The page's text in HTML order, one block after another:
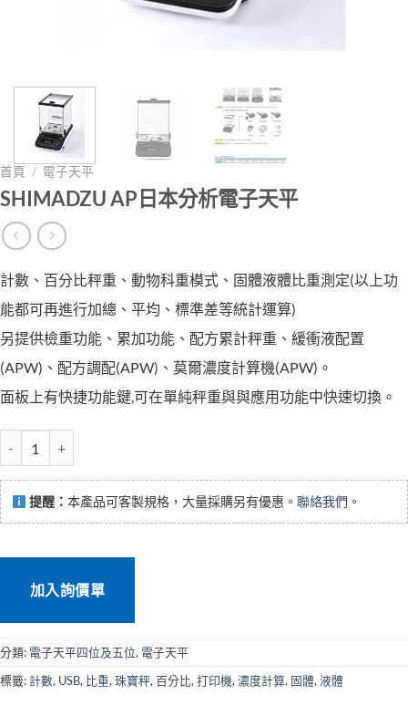
首頁 / 電子天平
SHIMADZU AP日本分析電子天平
計數、百分比秤重、動物科重模式、固體液體比重測定(以上功
能都可再進行加總、平均、標準差等統計運算)
另提供檢重功能、累加功能、配方累計秤重、緩衝液配置
(APW)、配方調配(APW)、莫爾濃度計算機(APW)。
面板上有快捷功能鍵,可在單純秤重與與應用功能中快速切換。
提醒： 本產品可客製規格，大量採購另有優惠。 聯絡我們 。
加入詢價單
分類: 電子天平四位及五位, 電子天平
標籤:計數, USB, 比重,珠寶秤,百分比,打印機,濃度計算, 固體,液體